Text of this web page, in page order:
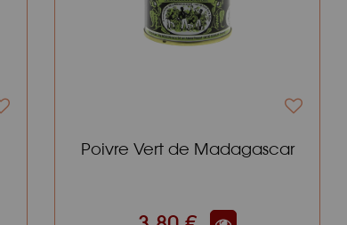
Poivre Vert de Madagascar